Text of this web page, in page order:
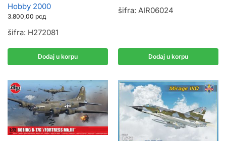
Hobby 2000
3.800,00 рсд
šifra: H272081
Dodaj u korpu
šifra: AIR06024
Dodaj u korpu